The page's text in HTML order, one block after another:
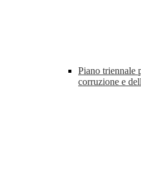
Piano triennale
corruzione e